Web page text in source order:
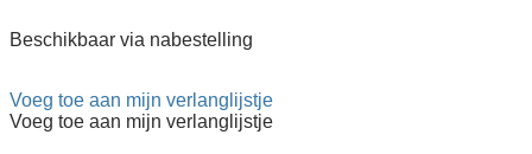
Beschikbaar via nabestelling
Voeg toe aan mijn verlanglijstje
Voeg toe aan mijn verlanglijstje